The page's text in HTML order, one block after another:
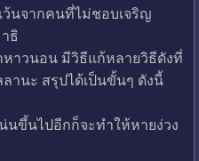
นจากคนที่ไม่ชอบเจริญ
ธิ
าวนอน มีวิธีแก้หลายวิธีดังที่
านะ สรุปได้เป็นขั้นๆ ดังนี้
ขึ้นไปอีกก็จะทำให้หายง่วง